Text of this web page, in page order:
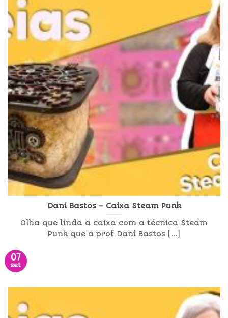
Dani Bastos – Caixa Steam Punk
Olha que linda a caixa com a técnica Steam
Punk que a prof Dani Bastos [...]
07
set